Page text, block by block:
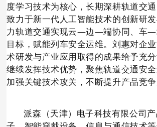
度学习技术为核心，长期深耕轨道交
致力于新一代人工智能技术的创新研
力轨道交通实现云—边—端协同、车
目标，赋能列车安全运维。刘惠对企
术研发与产业应用取得的成果给予充
继续发挥技术优势，聚焦轨道交通安全
加强关键技术攻关，不断提升产品竞争
派森（天津）电子科技有限公司